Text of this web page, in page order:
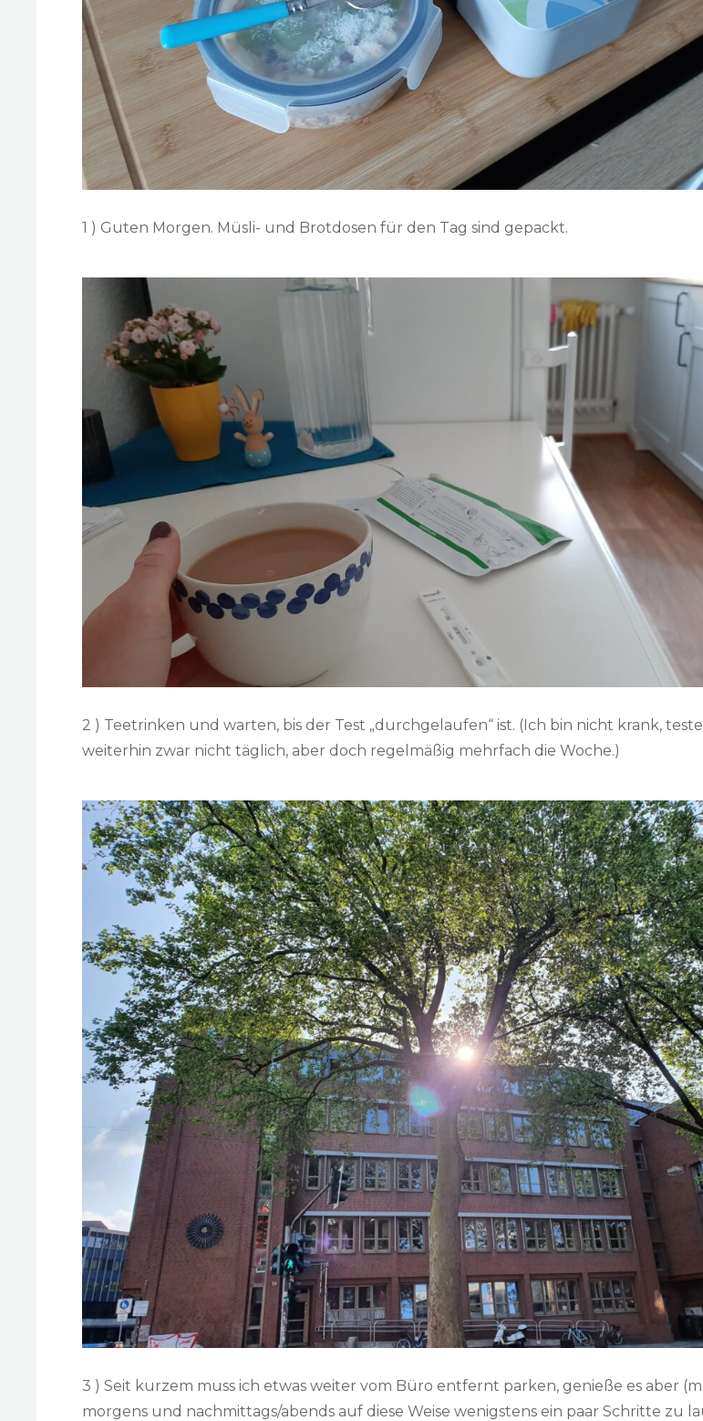
1 ) Guten Morgen. Müsli- und Brotdosen für den Tag sind gepackt.
2 ) Teetrinken und warten, bis der Test „durchgelaufen“ ist. (Ich bin nicht krank,
weiterhin zwar nicht täglich, aber doch regelmäßig mehrfach die Woche.)
3 ) Seit kurzem muss ich etwas weiter vom Büro entfernt parken, genieße es aber
morgens und nachmittags/abends auf diese Weise wenigstens ein paar Schritte zu